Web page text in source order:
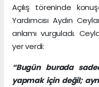
Açılış töreninde
Yardımcısı Aydın
anlamı vurguladı.
yer verdi:
“Bugün burada
yapmak için değil;